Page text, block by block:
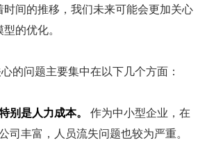
间的推移，我们未来可能会更加关心
的优化。
的问题主要集中在以下几个方面：
别是人力成本。
作为中小型企业，在
司丰富，人员流失问题也较为严重。